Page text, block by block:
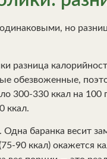
но
разница
обезвоженные,
300-330 ккал на
ккал.
баранка весит
90 ккал) окажется